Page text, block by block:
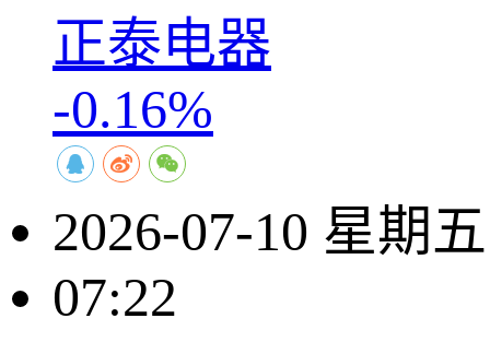
正泰电器
-0.16%
2026-07-10 星期五
07:22